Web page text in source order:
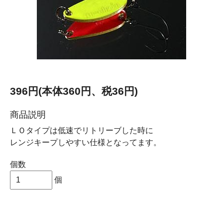
396円(本体360円、税36円)
商品説明
ＬＯタイプは低速でリトリーブした時に
レンジキープしやすい仕様となってます。
個数
個